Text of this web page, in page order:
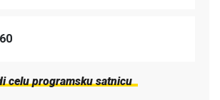
celu programsku satnicu